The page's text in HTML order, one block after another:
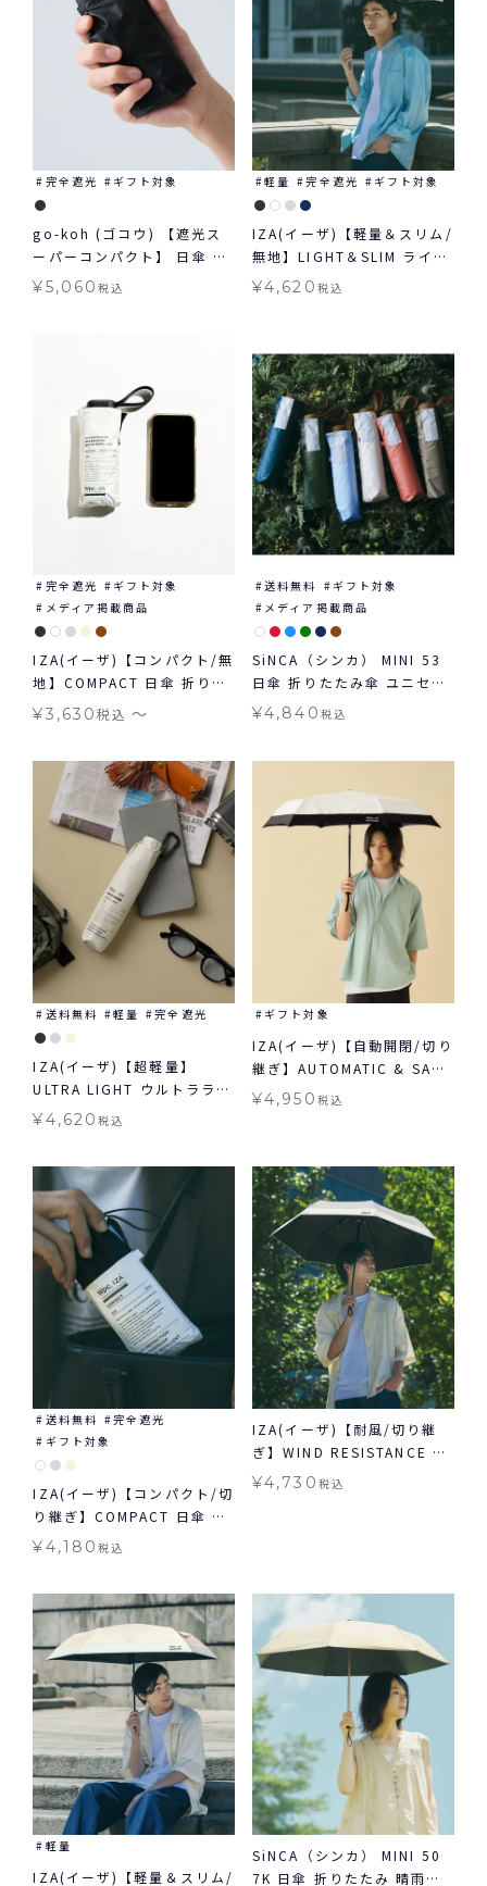
完全遮光 ギフト対象
go-koh (ゴコウ) 【遮光ス
ーパーコンパクト】 日傘 折
りたたみ 晴雨兼用 ギフト対
¥5,060税込
軽量 完全遮光 ギフト対象
IZA(イーザ)【軽量＆スリム/
無地】LIGHT＆SLIM ライト
＆スリム 軽量 日傘 折りたた
¥4,620 税込
完全遮光
ギフト対象
メディア掲載商品
IZA(イーザ)【コンパクト/無
地】COMPACT 日傘 折りた
たみ ギフト対象 晴雨兼用
¥3,630税込 〜
送料無料
ギフト対象
メディア掲載商品
SiNCA（シンカ） MINI 53
日傘 折りたたみ傘 ユニセッ
クス 晴雨兼用 送料無料 ギフ
¥4,840 税込
送料無料 軽量 完全遮光
IZA(イーザ)【超軽量】
ULTRA LIGHT ウルトラライ
ト 軽量 日傘 折りたたみ ギ
¥4,620税込
ギフト対象
IZA(イーザ)【自動開閉/切り
継ぎ】AUTOMATIC & SAFE
オートマティック＆セーフ
¥4,950 税込
送料無料
完全遮光
ギフト対象
IZA(イーザ)【コンパクト/切
り継ぎ】COMPACT 日傘 折
りたたみ ギフト対象 晴雨兼
¥4,180税込
IZA(イーザ)【耐風/切り継
ぎ】WIND RESISTANCE ウ
ィンドレジスタンス 日傘 折
¥4,730 税込
軽量
IZA(イーザ)【軽量＆スリム/
SiNCA（シンカ） MINI 50
7K 日傘 折りたたみ 晴雨兼